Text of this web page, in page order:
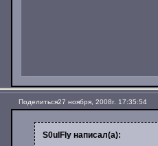
Поделиться27 ноября, 2008г. 17:35:54
S0ulFly написал(а):